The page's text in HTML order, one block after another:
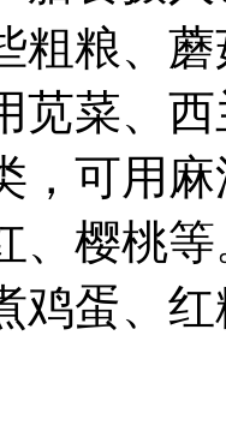
粗粮、
苋菜、
，可用
、樱桃
鸡蛋、